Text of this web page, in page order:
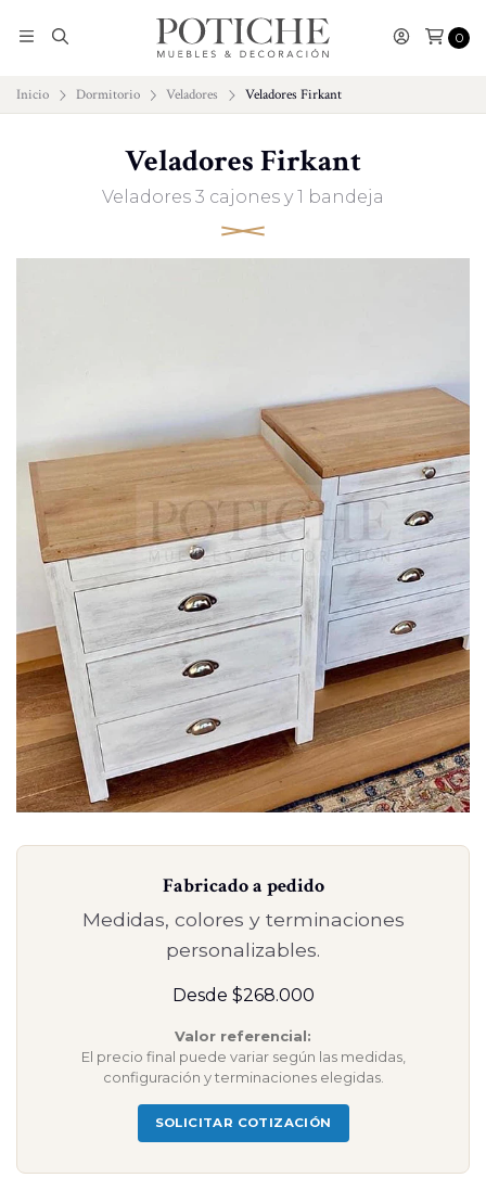
0
Inicio Dormitorio Veladores Veladores Firkant
Veladores Firkant
Veladores 3 cajones y 1 bandeja
Fabricado a pedido
Medidas, colores y terminaciones
personalizables.
Desde $268.000
Valor referencial:
El precio final puede variar según las medidas,
configuración y terminaciones elegidas.
SOLICITAR COTIZACIÓN